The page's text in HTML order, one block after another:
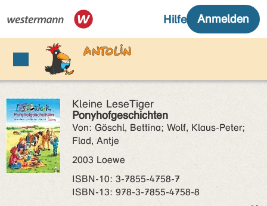
Kleine LeseTiger
Ponyhofgeschichten
Von: Göschl, Bettina; Wolf, Klaus-Peter;
Flad, Antje
2003 Loewe
ISBN‑10: 3-7855-4758-7
ISBN‑13: 978-3-7855-4758-8